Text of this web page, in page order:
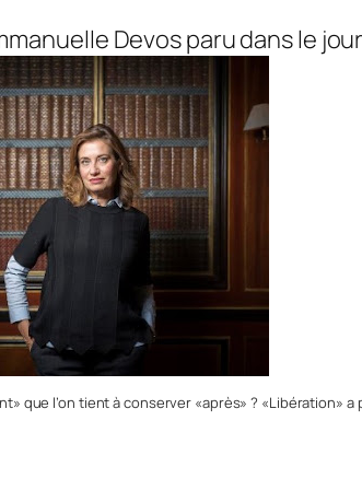
Devos paru dans le
que l’on tient à conserver «après» ? «Libération» a